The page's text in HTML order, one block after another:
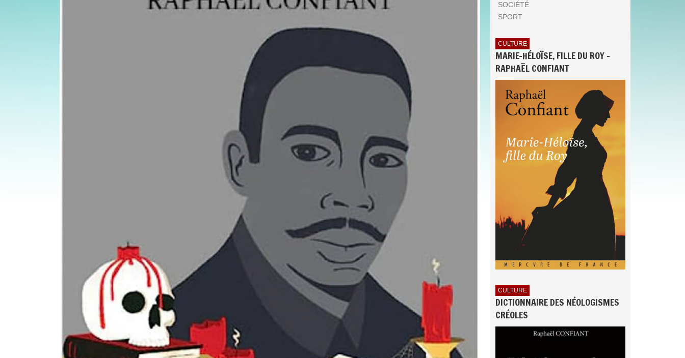
SOCIÉTÉ
SPORT
CULTURE
MARIE-HÉLOÏSE, FILLE DU ROY -
RAPHAËL CONFIANT
CULTURE
DICTIONNAIRE DES NÉOLOGISMES
CRÉOLES